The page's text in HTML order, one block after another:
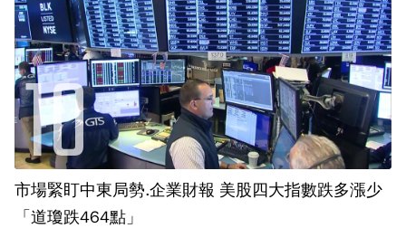
市場緊盯中東局勢.企業財報 美股四大指數跌多漲少
「道瓊跌464點」